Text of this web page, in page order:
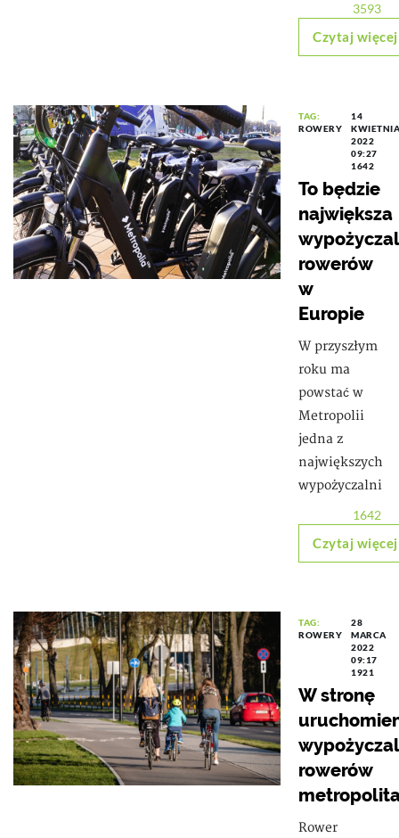
3593
Czytaj więcej
TAG:
ROWERY
14
KWIETNIA
2022
09:27
1642
To będzie
największa
rowerów
w
Europie
W przyszłym
roku ma
powstać w
Metropolii
jedna z
największych
wypożyczalni
1642
Czytaj więcej
TAG:
ROWERY
28
MARCA
2022
09:17
1921
W stronę
rowerów
Rower